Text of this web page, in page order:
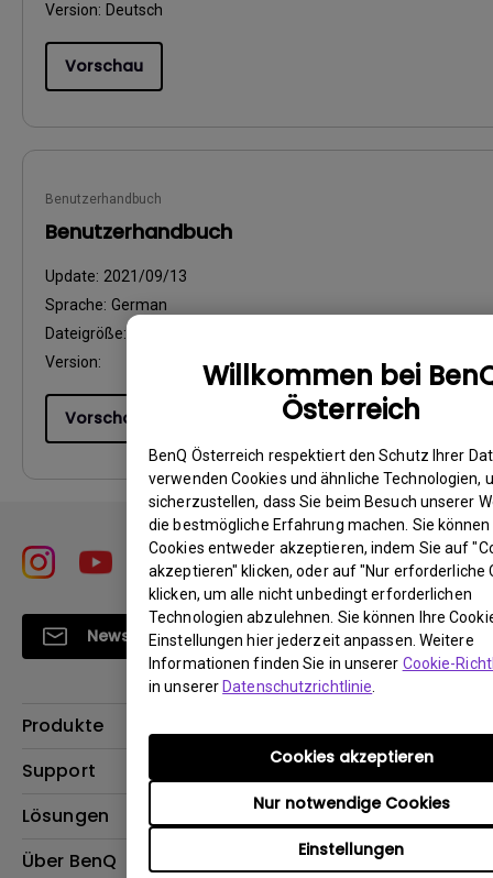
Willkommen bei
Österreich
BenQ Österreich respektiert den Schutz Ihrer
verwenden Cookies und ähnliche Technologien,
sicherzustellen, dass Sie beim Besuch unserer
die bestmögliche Erfahrung machen. Sie können
Cookies entweder akzeptieren, indem Sie auf
akzeptieren" klicken, oder auf "Nur erforderliche
klicken, um alle nicht unbedingt erforderlichen
Technologien abzulehnen. Sie können Ihre
Einstellungen hier jederzeit anpassen. Weitere
Informationen finden Sie in unserer Cookie-
in unserer Datenschutzrichtlinie
Einstellungen
Nur notwendige Cookies
Cookies akzeptieren
Version: Deutsch
Vorschau
Benutzerhandbuch
Benutzerhandbuch
Update: 2021/09/13
Sprache: German
Dateigröße:
Version:
Vorschau
Newsletter abonnieren
Produkte
Beamer
Lampen
Webcams
Support
Kontakt
Reparaturservice
Lösungen
Für Unternehmen
Über BenQ